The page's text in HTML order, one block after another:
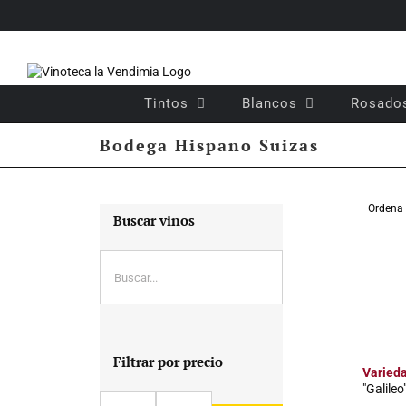
Tintos Blancos
Bodega Hispano Suizas
"Galileo"
Buscar vinos
Filtrar por precio